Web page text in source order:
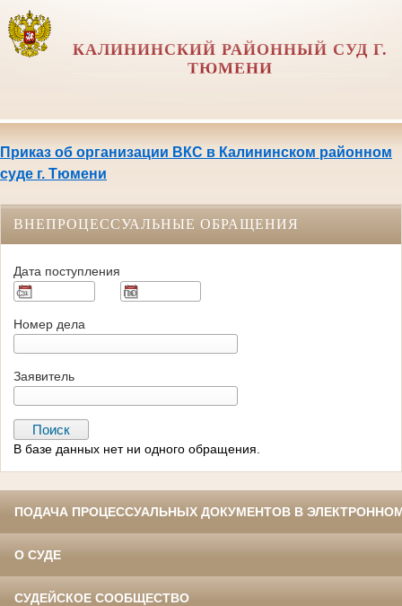
КАЛИНИНСКИЙ РАЙОННЫЙ СУД Г.
ТЮМЕНИ
Приказ об организации ВКС в Калининском районном
суде г. Тюмени
ВНЕПРОЦЕССУАЛЬНЫЕ ОБРАЩЕНИЯ
Дата поступления
Номер дела
Заявитель
В базе данных нет ни одного обращения.
ПОДАЧА ПРОЦЕССУАЛЬНЫХ ДОКУМЕНТОВ В
О СУДЕ
СУДЕЙСКОЕ СООБЩЕСТВО